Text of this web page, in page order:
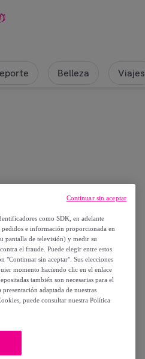
Belleza Viajes
como SDK, en adelante
pedidos e información proporcionada en
pantalla de televisión) y medir su
el fraude. Puede elegir entre estos
"Continuar sin aceptar". Sus elecciones
momento haciendo clic en el enlace
también son necesarias para el
adaptada de nuestras
puede consultar nuestra Política
Continuar sin aceptar